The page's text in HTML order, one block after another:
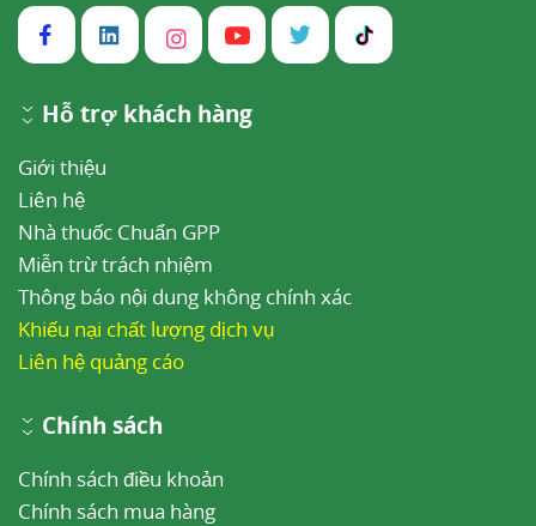
Hỗ trợ khách hàng
Giới thiệu
Liên hệ
Nhà thuốc Chuẩn GPP
Miễn trừ trách nhiệm
Thông báo nội dung không chính xác
Khiếu nại chất lượng dịch vụ
Liên hệ quảng cáo
Chính sách
Chính sách điều khoản
Chính sách mua hàng